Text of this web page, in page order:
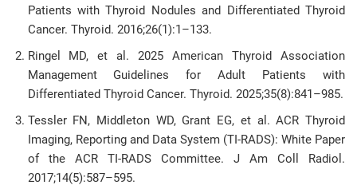
Patients with Thyroid Nodules and Differentiated Thyroid
Cancer. Thyroid. 2016;26(1):1–133.
Ringel MD, et al. 2025 American Thyroid Association
Management Guidelines for Adult Patients with
Differentiated Thyroid Cancer. Thyroid. 2025;35(8):841–985.
Tessler FN, Middleton WD, Grant EG, et al. ACR Thyroid
Imaging, Reporting and Data System (TI-RADS): White Paper
of the ACR TI-RADS Committee. J Am Coll Radiol.
2017;14(5):587–595.